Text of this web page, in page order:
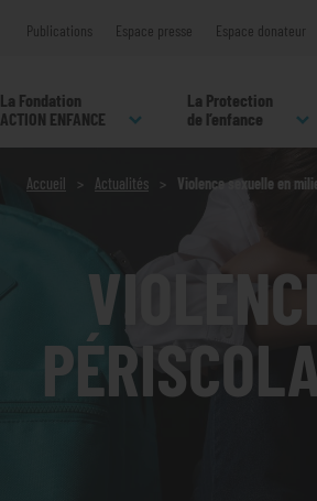
Publications Espace presse Espace donateur
La Fondation
ACTION ENFANCE
La Protection
de l’enfance
Accueil Actualités Violence sexuelle en